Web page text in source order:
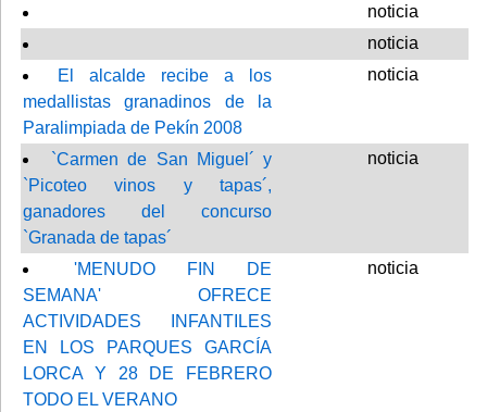
noticia
noticia
El alcalde recibe a los
medallistas granadinos de la
Paralimpiada de Pekín 2008
noticia
`Carmen de San Miguel´ y
`Picoteo vinos y tapas´,
ganadores del concurso
`Granada de tapas´
noticia
'MENUDO FIN DE
SEMANA' OFRECE
ACTIVIDADES INFANTILES
EN LOS PARQUES GARCÍA
LORCA Y 28 DE FEBRERO
TODO EL VERANO
noticia